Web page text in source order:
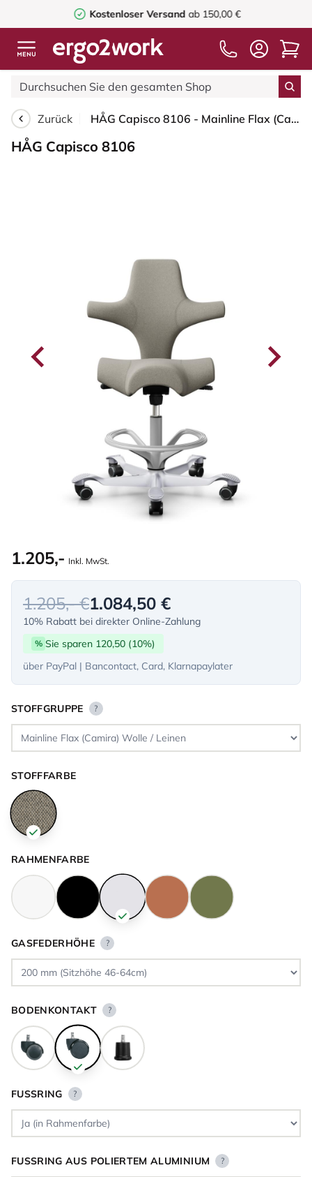
Kostenloser Versandab 150,00 €
Zurück HÅG Capisco 8106 - Mainline Flax (Camira) Wolle / Leinen - MLF002 Beige-Grey - Silber - 200 mm (Sitzhöhe 46-64cm) - Harte Rollen für weiche Böden
HÅG Capisco 8106
1.205,- Inkl. MwSt.
1.205,- €1.084,50 €
10% Rabatt bei direkter Online-Zahlung
% Sie sparen 120,50 (10%)
über PayPal | Bancontact, Card, Klarnapaylater
STOFFGRUPPE ?
STOFFFARBE
RAHMENFARBE
GASFEDERHÖHE ?
BODENKONTAKT ?
FUSSRING ?
FUSSRING AUS POLIERTEM ALUMINIUM ?